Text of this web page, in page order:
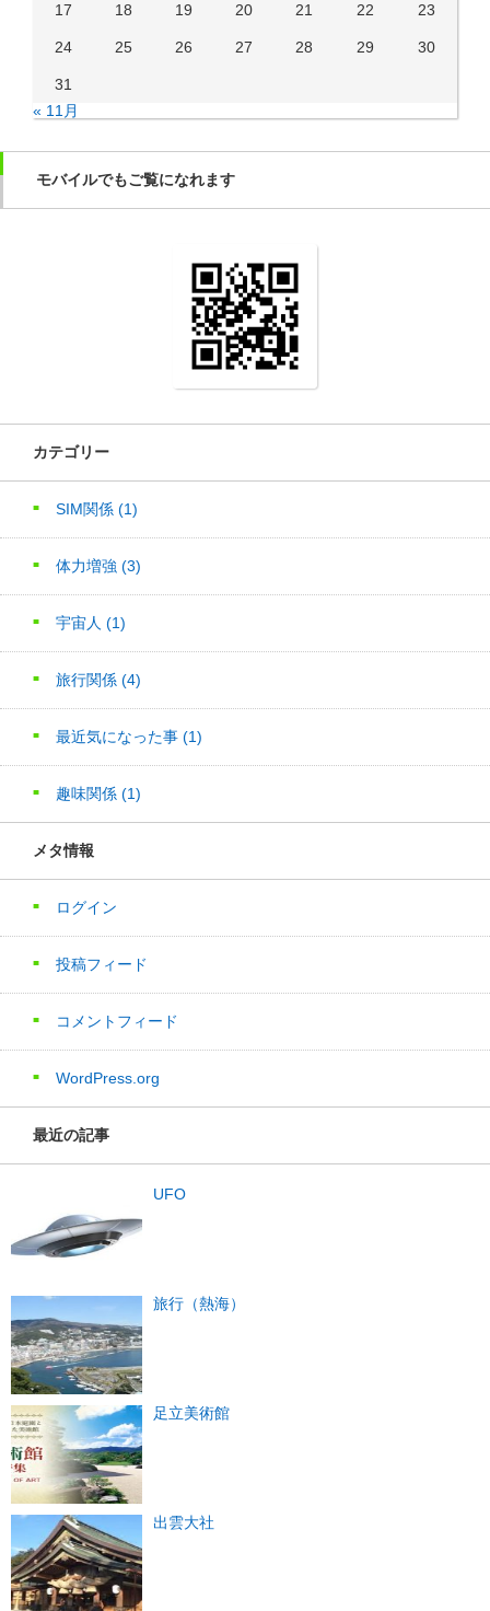
17 18 19 20 21 22 23
24 25 26 27 28 29 30
31
« 11月
モバイルでもご覧になれます
カテゴリー
SIM関係 (1)
体力増強 (3)
宇宙人 (1)
旅行関係 (4)
最近気になった事 (1)
趣味関係 (1)
メタ情報
ログイン
投稿フィード
コメントフィード
WordPress.org
最近の記事
UFO
旅行（熱海）
足立美術館
出雲大社